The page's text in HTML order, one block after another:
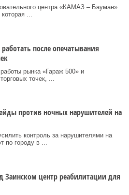
центра «КАМАЗ – Бауман»
...
после опечатывания
рынка «Гараж 500» и
точек, ...
против ночных нарушителей на
контроль за нарушителями на
по городу в ...
Заинском центр реабилитации для